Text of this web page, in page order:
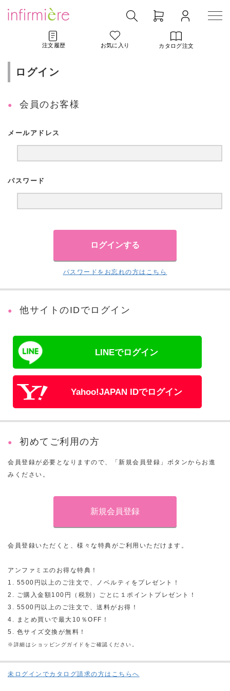
注文履歴 お気に入り カタログ注文
ログイン
会員のお客様
メールアドレス
パスワード
パスワードをお忘れの方はこちら
他サイトのIDでログイン
LINEでログイン
Yahoo!JAPAN IDでログイン
初めてご利用の方
会員登録が必要となりますので、「新規会員登録」ボタンからお進
みください。
会員登録いただくと、様々な特典がご利用いただけます。
アンファミエのお得な特典！
1. 5500円以上のご注文で、ノベルティをプレゼント！
2. ご購入金額100円（税別）ごとに１ポイントプレゼント！
3. 5500円以上のご注文で、送料がお得！
4. まとめ買いで最大10％OFF！
5. 色サイズ交換が無料！
※詳細はショッピングガイドをご確認ください。
未ログインでカタログ請求の方はこちらへ